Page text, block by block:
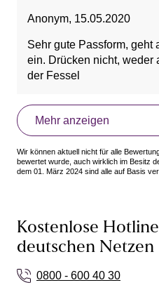
Anonym, 15.05.2020
Sehr gute Passform, geht
ein. Drücken nicht, weder
der Fessel
Mehr anzeigen
Wir können aktuell nicht für alle
bewertet wurde, auch wirklich im Besitz
dem 01. März 2024 sind alle auf Basis
Kostenlose
deutschen Netzen
0800 - 600 40 30